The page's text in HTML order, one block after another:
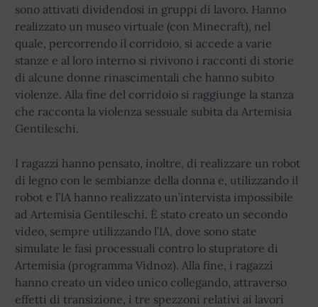
sono attivati dividendosi in gruppi di lavoro. Hanno
realizzato un museo virtuale (con Minecraft), nel
quale, percorrendo il corridoio, si accede a varie
stanze e al loro interno si rivivono i racconti di storie
di alcune donne rinascimentali che hanno subito
violenze. Alla fine del corridoio si raggiunge la stanza
che racconta la violenza sessuale subita da Artemisia
Gentileschi.
I ragazzi hanno pensato, inoltre, di realizzare un robot
di legno con le sembianze della donna e, utilizzando il
robot e l’IA hanno realizzato un’intervista impossibile
ad Artemisia Gentileschi. È stato creato un secondo
video, sempre utilizzando l’IA, dove sono state
simulate le fasi processuali contro lo stupratore di
Artemisia (programma Vidnoz). Alla fine, i ragazzi
hanno creato un video unico collegando, attraverso
effetti di transizione, i tre spezzoni relativi ai lavori